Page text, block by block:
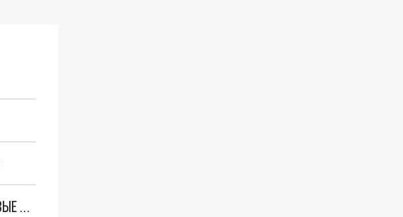
"ОЧЕНЬ ПЛОХИЕ НОВОСТИ": БОЛЬШАЯ ОШИБКА PALANTIR В РОССИИ. СТРАНЫ НАТО ВПЕРВЫЕ ЗА СВО ОСТАНОВИЛИ ПОСТАВКИ ОРУЖИЯ. ВСУ ТЕРЯЮТ ПРИГРАНИЧЬЕ?